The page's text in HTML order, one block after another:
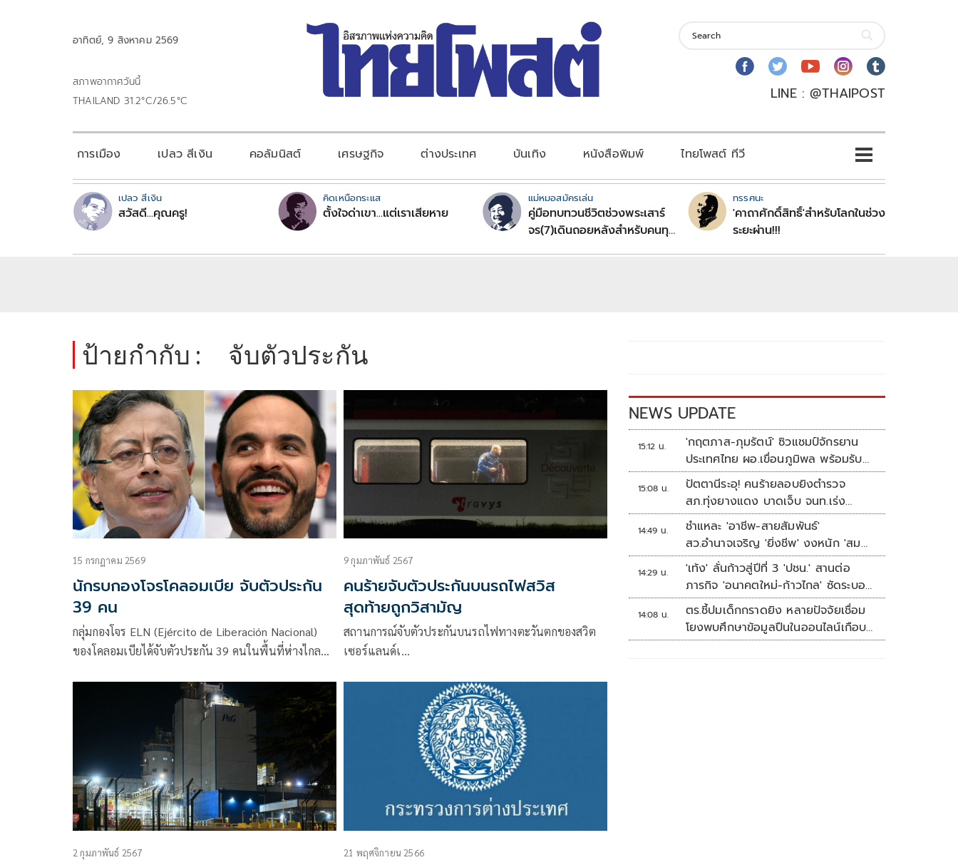
อาทิตย์, 9 สิงหาคม 2569
สภาพอากาศวันนี้
THAILAND 31.2°C/26.5°C
LINE : @THAIPOST
การเมือง เปลว สีเงิน คอลัมนิสต์ เศรษฐกิจ ต่างประเทศ บันเทิง หนังสือพิมพ์ ไทยโพสต์ ทีวี
เปลว สีเงิน
สวัสดี...คุณครู!
คิดเหนือกระแส
ตั้งใจด่าเขา...แต่เราเสียหาย
แม่หมอสมัครเล่น
คู่มือทบทวนชีวิตช่วงพระเสาร์
จร(7)เดินถอยหลังสำหรับคนทุก
ทรรศนะ
'คาถาศักดิ์สิทธิ์'สำหรับโลกในช่วง
ระยะผ่าน!!!
ป้ายกำกับ : จับตัวประกัน
15 กรกฎาคม 2569
นักรบกองโจรโคลอมเบีย จับตัวประกัน
39 คน
กลุ่มกองโจร ELN (Ejército de Liberación Nacional)
ของโคลอมเบียได้จับตัวประกัน 39 คนในพื้นที่ห่างไกล
แถลงเมื่อวันอังคารบนแพลตฟอร์ม X ว่า “เราเรียกร้อง
ให้ ELN เคารพชีวิตและความปลอดภัยของตัวประกัน
และปล่อยตัวพวกเขาในทันทีโดยไม่มีเงื่อนไข”
9 กุมภาพันธ์ 2567
คนร้ายจับตัวประกันบนรถไฟสวิส
สุดท้ายถูกวิสามัญ
สถานการณ์จับตัวประกันบนรถไฟทางตะวันตกของสวิต
เซอร์แลนด์เ…
2 กุมภาพันธ์ 2567 21 พฤศจิกายน 2566
NEWS UPDATE
15:12 น.
'กฤตภาส-ภุมรัตน์' ซิวแชมป์จักรยาน
ประเทศไทย ผอ.เขื่อนภูมิพล พร้อมรับ
เจ้าภาพต่อ ปี 2570
15:08 น.
ปัตตานีระอุ! คนร้ายลอบยิงตำรวจ
สภ.ทุ่งยางแดง บาดเจ็บ จนท.เร่ง
ติดตามผู้ก่อเหตุ
14:49 น.
ชำแหละ 'อาชีพ-สายสัมพันธ์'
สว.อำนาจเจริญ 'ยิ่งชีพ' งงหนัก 'สม
พาน' ขายก๋วยเตี๋ยวอะไร
14:29 น.
'เท้ง' ลั่นก้าวสู่ปีที่ 3 'ปชน.' สานต่อ
ภารกิจ 'อนาคตใหม่-ก้าวไกล' ซัดระบอบ
สีน้ำเงิน ทำหลักนิติรัฐ-นิติธรรมสั่น
คลอน
14:08 น.
ตร.ชี้ปมเด็กกราดยิง หลายปัจจัยเชื่อม
โยงพบศึกษาข้อมูลปืนในออนไลน์เกือบ
2 ปี